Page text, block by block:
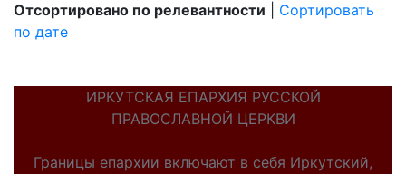
Отсортировано по релевантности
Сортировать
по дате
ИРКУТСКАЯ ЕПАРХИЯ РУССКОЙ
ПРАВОСЛАВНОЙ ЦЕРКВИ
Границы епархии включают в себя Иркутский,